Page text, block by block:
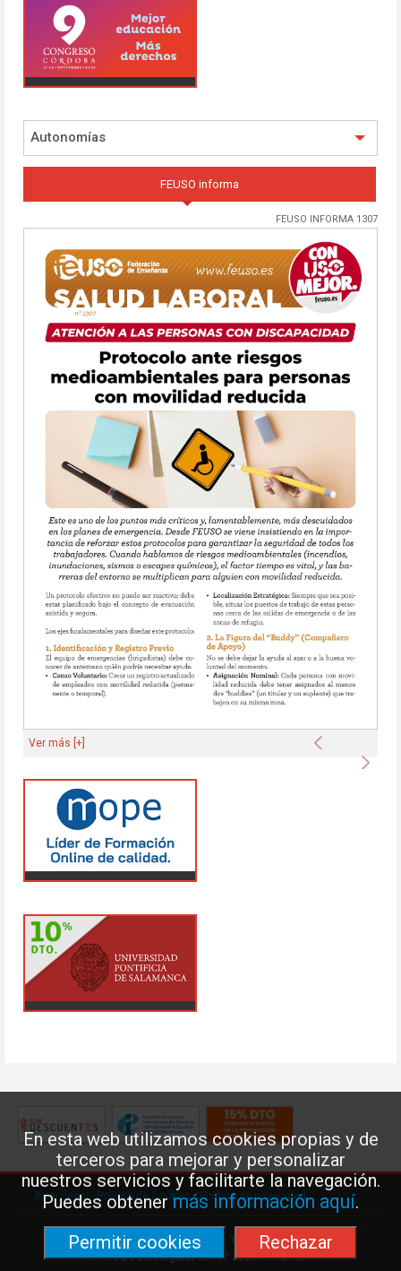
En esta web utilizamos cookies propias y de
terceros para mejorar y personalizar
nuestros servicios y facilitarte la navegación.
Puedes obtenermás información aquí.
Permitir cookies
Rechazar
Autonomías
FEUSO informa
FEUSO INFORMA 1307
Anterior
Ver más [+]
Aviso legal Política de Cookies· Política de privacidad
Federación de Enseñanza de USO · Teléfono: 91 577 41 13 ·
Príncipe de Vergara, 13 · 7º 28001 MADRID